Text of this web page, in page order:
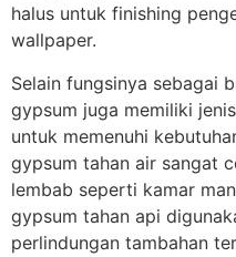
halus untuk finishing
wallpaper.
Selain fungsinya sebagai
gypsum juga memiliki
untuk memenuhi
gypsum tahan air sangat
lembab seperti kamar
gypsum tahan api
perlindungan tambahan